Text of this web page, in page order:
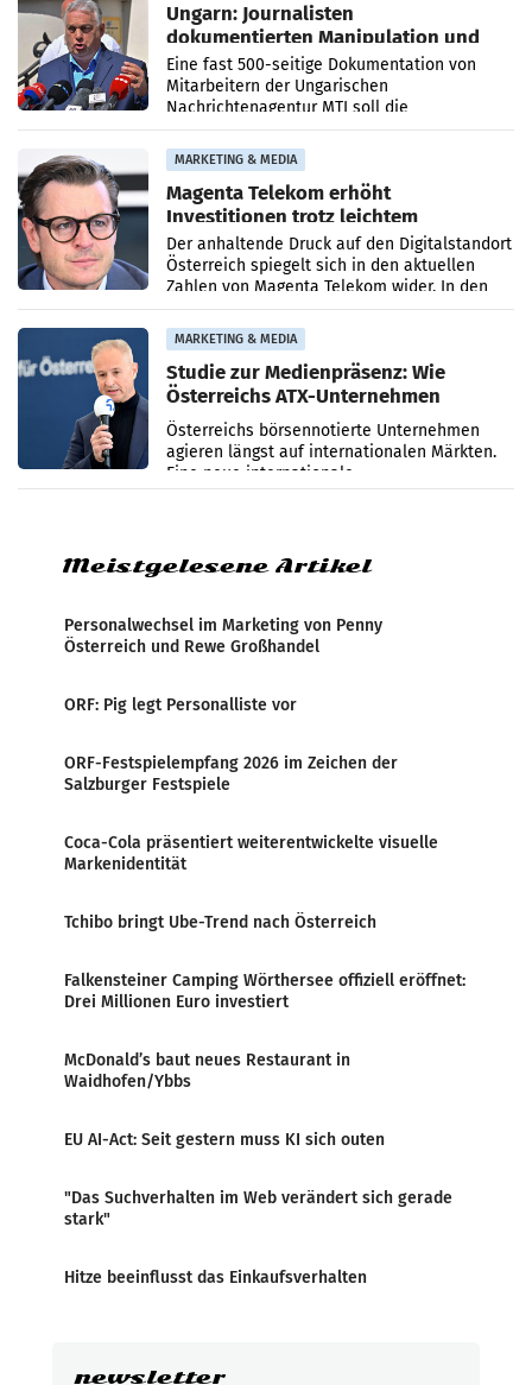
Ungarn: Journalisten
dokumentierten Manipulation und
Zensur
Eine fast 500-seitige Dokumentation von
Mitarbeitern der Ungarischen
Nachrichtenagentur MTI soll die
systematische Nachrichten-Manipulation und
Zensur bei der Agentur während der Zeit
MARKETING & MEDIA
Magenta Telekom erhöht
Investitionen trotz leichtem
Umsatzrückgang
Der anhaltende Druck auf den Digitalstandort
Österreich spiegelt sich in den aktuellen
Zahlen von Magenta Telekom wider. In den
ersten sechs Monaten des laufenden Jahres
verzeichnete
MARKETING & MEDIA
Studie zur Medienpräsenz: Wie
Österreichs ATX-Unternehmen
international wahrgenommen
werden
Österreichs börsennotierte Unternehmen
agieren längst auf internationalen Märkten.
Eine neue internationale
Medienresonanzanalyse untersucht die
Meistgelesene Artikel
Personalwechsel im Marketing von Penny
Österreich und Rewe Großhandel
ORF: Pig legt Personalliste vor
ORF-Festspielempfang 2026 im Zeichen der
Salzburger Festspiele
Coca-Cola präsentiert weiterentwickelte visuelle
Markenidentität
Tchibo bringt Ube-Trend nach Österreich
Falkensteiner Camping Wörthersee offiziell eröffnet:
Drei Millionen Euro investiert
McDonald’s baut neues Restaurant in
Waidhofen/Ybbs
EU AI-Act: Seit gestern muss KI sich outen
"Das Suchverhalten im Web verändert sich gerade
stark"
Hitze beeinflusst das Einkaufsverhalten
newsletter